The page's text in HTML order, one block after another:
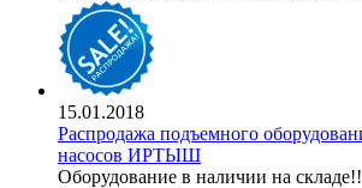
15.01.2018
Распродажа подъемного
насосов ИРТЫШ
Оборудование в наличии на